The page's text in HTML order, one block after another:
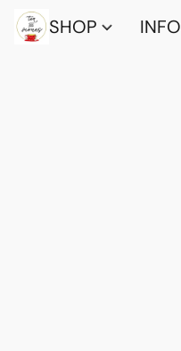
SHOP INFO